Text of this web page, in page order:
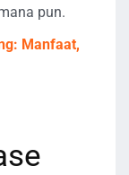
pun.
Manfaat,